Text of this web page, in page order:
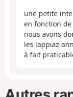
une petite
en fonction
nous avons
les lappiaz
à fait